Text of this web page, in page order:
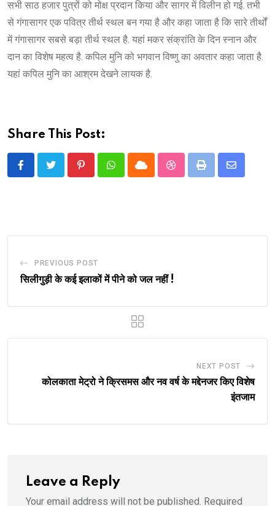
सभी साठ हजार पुत्रों को मोक्ष प्रदान किया और सागर में विलीन हो गई. तभी
से गंगासागर एक पवित्र तीर्थ स्थल बन गया है और कहा जाता है कि सारे तीर्थों
में गंगासागर सबसे बड़ा तीर्थ स्थल है. यहां मकर संक्रांति के दिन स्नान और
दान का विशेष महत्व है. कपिल मुनि को भगवान विष्णु का अवतार कहा जाता है.
यहां कपिल मुनि का आश्रम देखने लायक है.
Share This Post:
PinterestWhatsappCloud StumbleUpon
Print
Share
PREVIOUS POST
सिलीगुड़ी के कई इलाकों में पीने को जल नहीं !
NEXT POST
कोलकाता मेट्रो ने क्रिसमस और नव वर्ष के मद्देनजर किए विशेष
इंतजाम
Leave a Reply
Your email address will not be published. Required